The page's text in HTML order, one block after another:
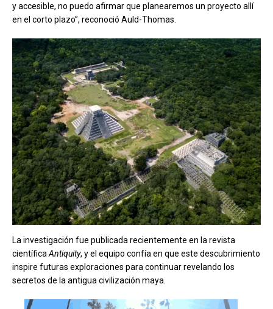
y accesible, no puedo afirmar que planearemos un proyecto allí
en el corto plazo”, reconoció Auld-Thomas.
La investigación fue publicada recientemente en la revista
científicaAntiquity, y el equipo confía en que este descubrimiento
inspire futuras exploraciones para continuar revelando los
secretos de la antigua civilización maya.